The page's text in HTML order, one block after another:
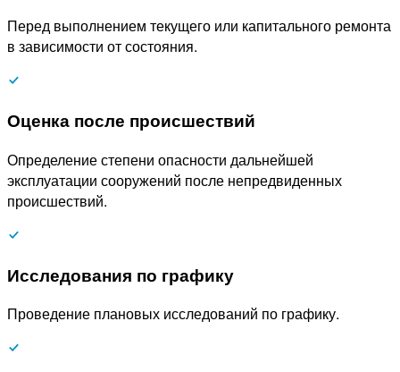
Перед выполнением текущего или капитального ремонта
в зависимости от состояния.
Оценка после происшествий
Определение степени опасности дальнейшей
эксплуатации сооружений после непредвиденных
происшествий.
Исследования по графику
Проведение плановых исследований по графику.